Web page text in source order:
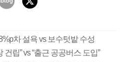
차 설욕 vs 보수텃밭 수성
립” vs “출근 공공버스 도입”